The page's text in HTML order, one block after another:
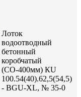
Лоток
водоотводный
бетонный
коробчатый
(СО-400мм) КU
100.54(40).62,5(54,5)
- BGU-XL, № 35-0